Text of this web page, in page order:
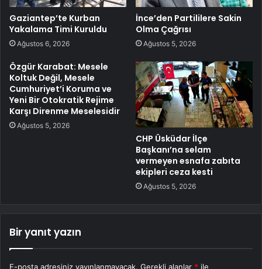
Gaziantep’te Kurban
Yakalama Timi Kuruldu
Ağustos 6, 2026
İnce’den Partililere Sakin
Olma Çağrısı
Ağustos 5, 2026
Özgür Karabat: Mesele
Koltuk Değil, Mesele
Cumhuriyet’i Koruma ve
Yeni Bir Otokratik Rejime
Karşı Direnme Meselesidir
Ağustos 5, 2026
CHP Üsküdar İlçe
Başkanı’na selam
vermeyen esnafa zabıta
ekipleri ceza kesti
Ağustos 5, 2026
Bir yanıt yazın
E-posta adresiniz yayınlanmayacak. Gerekli alanlar * ile